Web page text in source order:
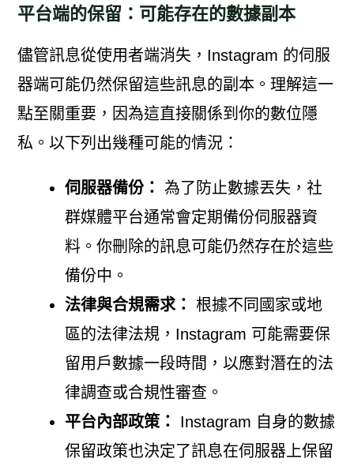
平台端的保留：可能存在的數據副本
儘管訊息從使用者端消失，Instagram 的伺服
器端可能仍然保留這些訊息的副本。理解這一
點至關重要，因為這直接關係到你的數位隱
私。以下列出幾種可能的情況：
伺服器備份： 為了防止數據丟失，社
群媒體平台通常會定期備份伺服器資
料。你刪除的訊息可能仍然存在於這些
備份中。
法律與合規需求： 根據不同國家或地
區的法律法規，Instagram 可能需要保
留用戶數據一段時間，以應對潛在的法
律調查或合規性審查。
平台內部政策：
Instagram 自身的數據
保留政策也決定了訊息在伺服器上保留